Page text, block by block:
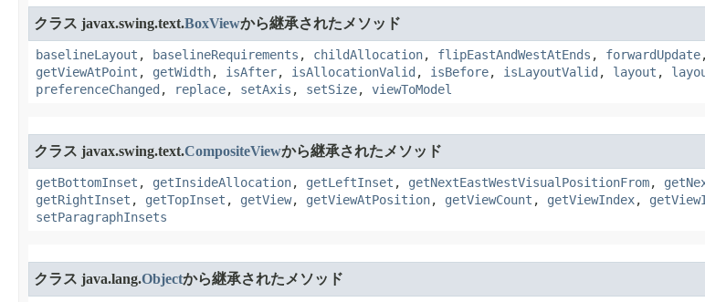
クラス javax.swing.text.BoxViewから継承されたメソッド
baselineLayout , baselineRequirements , childAllocation, flipEastAndWestAtEnds , forwardUpdate
getViewAtPoint , getWidth, isAfter, isAllocationValid , isBefore, isLayoutValid , layout ,
preferenceChanged , replace, setAxis , setSize, viewToModel
クラス javax.swing.text.CompositeViewから継承されたメソッド
getBottomInset , getInsideAllocation, getLeftInset , getNextEastWestVisualPositionFrom,
getRightInset , getTopInset , getView, getViewAtPosition, getViewCount , getViewIndex,
setParagraphInsets
クラス java.lang.Objectから継承されたメソッド